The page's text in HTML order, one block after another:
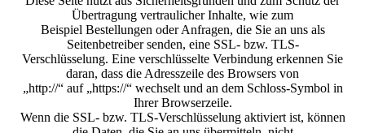
Übertragung vertraulicher Inhalte, wie zum
Beispiel Bestellungen oder Anfragen, die Sie an uns als
Seitenbetreiber senden, eine SSL- bzw. TLS-
Verschlüsselung. Eine verschlüsselte Verbindung erkennen Sie
daran, dass die Adresszeile des Browsers von
„http://“ auf „https://“ wechselt und an dem Schloss-Symbol in
Ihrer Browserzeile.
Wenn die SSL- bzw. TLS-Verschlüsselung aktiviert ist, können